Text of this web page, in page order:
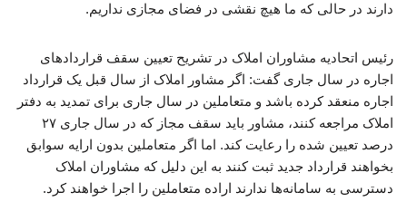
دارند در حالی که ما هیچ نقشی در فضای مجازی نداریم.
رئیس اتحادیه مشاوران املاک در تشریح تعیین سقف قراردادهای
اجاره در سال جاری گفت: اگر مشاور املاک از سال قبل یک قرارداد
اجاره منعقد کرده باشد و متعاملین در سال جاری برای تمدید به دفتر
املاک مراجعه کنند، مشاور باید سقف مجاز که در سال جاری ۲۷
درصد تعیین شده را رعایت کند. اما اگر متعاملین بدون ارایه سوابق
بخواهند قرارداد جدید ثبت کنند به این دلیل که مشاوران املاک
دسترسی به سامانه‌ها ندارند اراده متعاملین را اجرا خواهند کرد.